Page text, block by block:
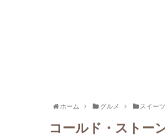
ホーム グルメ スイーツ
コールド・ストー